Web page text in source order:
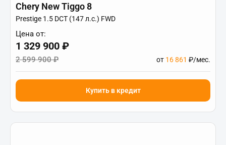
Chery New Tiggo 8
Prestige 1.5 DCT (147 л.с.) FWD
Цена от:
1 329 900 ₽
2 599 900 ₽ от 16 861 ₽/мес.
Купить в кредит